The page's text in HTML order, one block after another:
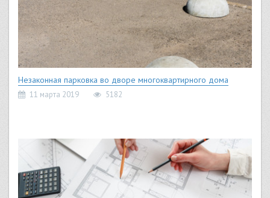
Незаконная парковка во дворе многоквартирного дома
11 марта 2019 5182